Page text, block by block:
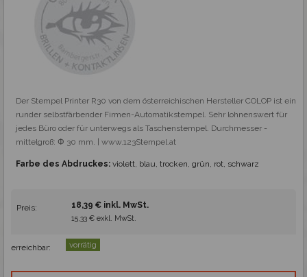
Der Stempel Printer R30 von dem österreichischen Hersteller COLOP ist ein
runder selbstfärbender Firmen-Automatikstempel. Sehr lohnenswert für
jedes Büro oder für unterwegs als Taschenstempel. Durchmesser -
mittelgroß: Φ 30 mm. | www.123Stempel.at
Farbe des Abdruckes: violett, blau, trocken, grün, rot, schwarz
Preis: 18,39 € inkl. MwSt.
15,33 € exkl. MwSt.
erreichbar: vorrätig